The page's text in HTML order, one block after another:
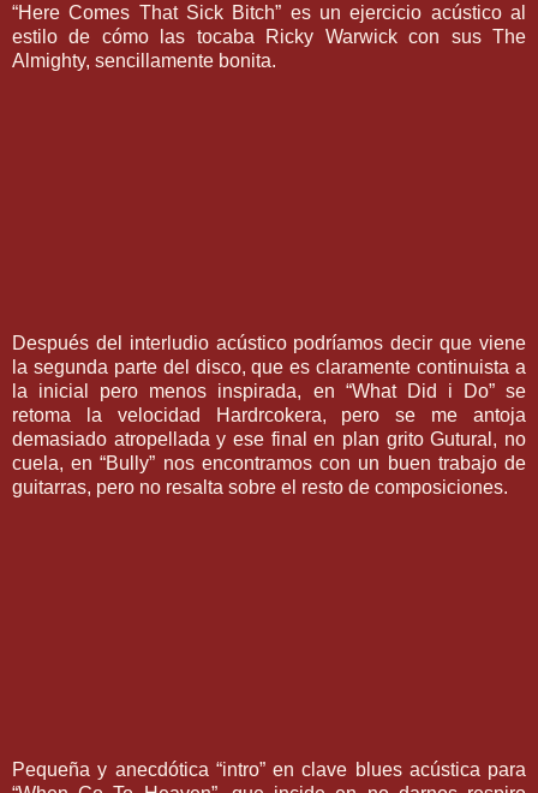
“Here Comes That Sick Bitch” es un ejercicio acústico al
estilo de cómo las tocaba Ricky Warwick con sus The
Almighty, sencillamente bonita.
Después del interludio acústico podríamos decir que viene
la segunda parte del disco, que es claramente continuista a
la inicial pero menos inspirada, en “What Did i Do” se
retoma la velocidad Hardrcokera, pero se me antoja
demasiado atropellada y ese final en plan grito Gutural, no
cuela, en “Bully” nos encontramos con un buen trabajo de
guitarras, pero no resalta sobre el resto de composiciones.
Pequeña y anecdótica “intro” en clave blues acústica para